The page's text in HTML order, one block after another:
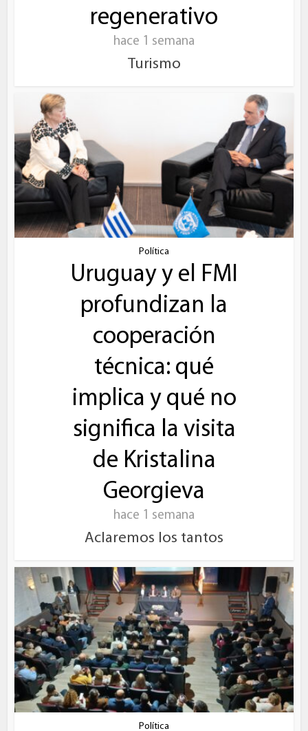
regenerativo
hace 1 semana
Turismo
Política
Uruguay y el FMI
profundizan la
cooperación
técnica: qué
implica y qué no
significa la visita
de Kristalina
Georgieva
hace 1 semana
Aclaremos los tantos
Política